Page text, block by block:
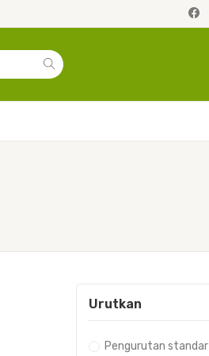
Urutkan
Pengurutan standar